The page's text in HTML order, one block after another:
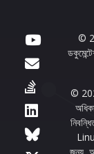
©
©
জন্য,